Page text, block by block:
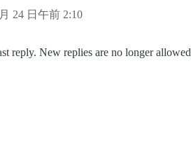
24 日午前 2:10
reply. New replies are no longer